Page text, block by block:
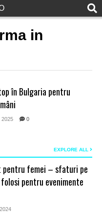
in
în Bulgaria pentru
2025 0
EXPLORE ALL
pentru femei – sfaturi pe
pentru evenimente